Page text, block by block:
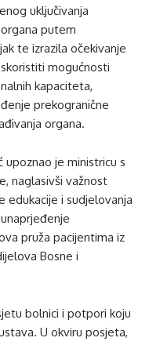
uključivanja
putem
te izrazila očekivanje
mogućnosti
kapaciteta,
prekogranične
organa.
upoznao je ministricu s
naglasivši važnost
edukacije i sudjelovanja
pruža pacijentima iz
Bosne i
bolnici i potpori koju
U okviru posjeta,